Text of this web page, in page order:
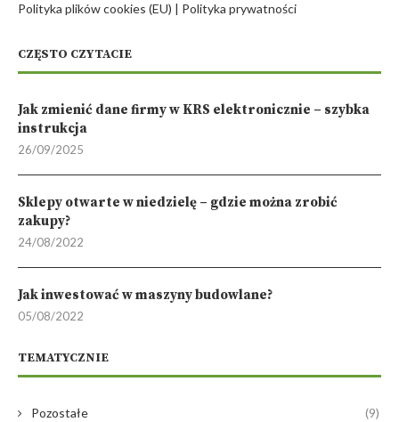
Polityka plików cookies (EU) | Polityka prywatności
CZĘSTO CZYTACIE
Jak zmienić dane firmy w KRS elektronicznie – szybka
instrukcja
26/09/2025
Sklepy otwarte w niedzielę – gdzie można zrobić
zakupy?
24/08/2022
Jak inwestować w maszyny budowlane?
05/08/2022
TEMATYCZNIE
Pozostałe (9)